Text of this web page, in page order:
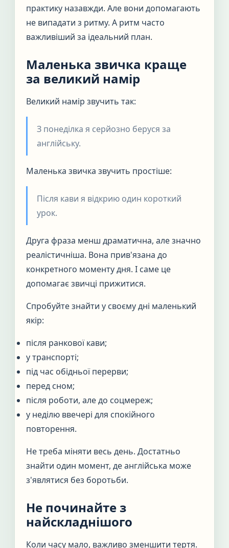
практику назавжди. Але вони допомагають
не випадати з ритму. А ритм часто
важливіший за ідеальний план.
Маленька звичка краще
за великий намір
Великий намір звучить так:
З понеділка я серйозно беруся за
англійську.
Маленька звичка звучить простіше:
Після кави я відкрию один короткий
урок.
Друга фраза менш драматична, але значно
реалістичніша. Вона прив'язана до
конкретного моменту дня. І саме це
допомагає звичці прижитися.
Спробуйте знайти у своєму дні маленький
якір:
після ранкової кави;
у транспорті;
під час обідньої перерви;
перед сном;
після роботи, але до соцмереж;
у неділю ввечері для спокійного
повторення.
Не треба міняти весь день. Достатньо
знайти один момент, де англійська може
з'являтися без боротьби.
Не починайте з
найскладнішого
Коли часу мало, важливо зменшити тертя.